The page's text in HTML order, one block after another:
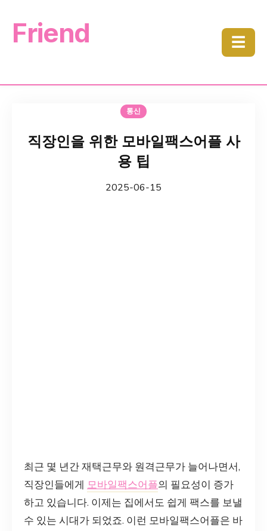
Friend ☰
통신
직장인을 위한 모바일팩스어플 사
용 팁
2025-06-15
최근 몇 년간 재택근무와 원격근무가 늘어나면서,
직장인들에게 모바일팩스어플의 필요성이 증가
하고 있습니다. 이제는 집에서도 쉽게 팩스를 보낼
수 있는 시대가 되었죠. 이런 모바일팩스어플은 바